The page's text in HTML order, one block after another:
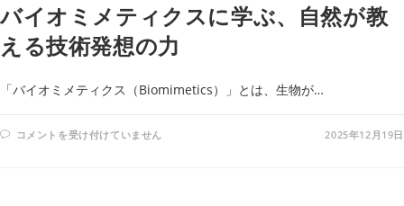
バイオミメティクスに学ぶ、自然が教
える技術発想の力
「バイオミメティクス（Biomimetics）」とは、生物が…
バ
イ
コメントを受け付けていません 2025年12月19日